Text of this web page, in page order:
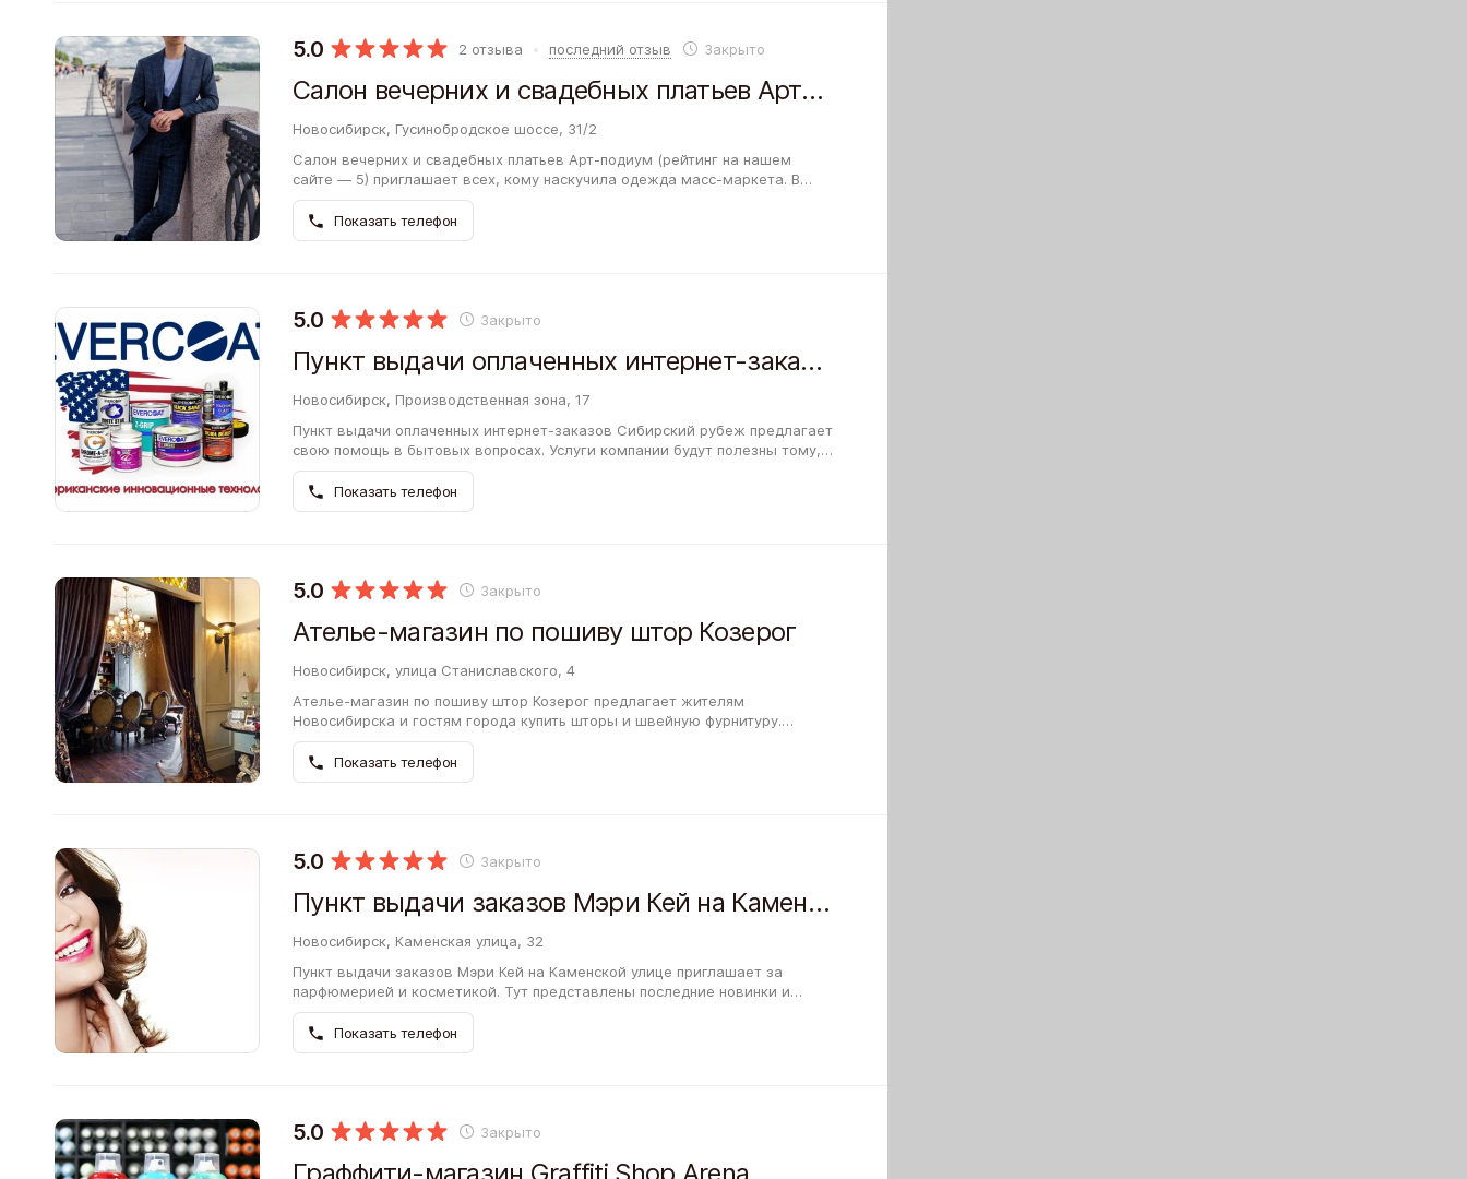
5.0 2 отзыва последний отзыв Закрыто
Салон вечерних и свадебных платьев Арт-подиум
Новосибирск, Гусинобродское шоссе, 31/2
Салон вечерних и свадебных платьев Арт-подиум (рейтинг на нашем
сайте — 5) приглашает всех, кому наскучила одежда масс-маркета. В
ателье у вас будет возможность заказать пошив пиджака или блузки…
Показать телефон
5.0 Закрыто
Пункт выдачи оплаченных интернет-заказов Сибирский рубеж
Новосибирск, Производственная зона, 17
Пункт выдачи оплаченных интернет-заказов Сибирский рубеж предлагает
свою помощь в бытовых вопросах. Услуги компании будут полезны тому,
кто большую часть времени занят своей работой и не имеет…
Показать телефон
5.0 Закрыто
Ателье-магазин по пошиву штор Козерог
Новосибирск, улица Станиславского, 4
Ателье-магазин по пошиву штор Козерог предлагает жителям
Новосибирска и гостям города купить шторы и швейную фурнитуру.
Местные продавцы систематически проверяют ассортимент и стремятся
сделать…Показать телефон
5.0 Закрыто
Пункт выдачи заказов Мэри Кей на Каменской улице
Новосибирск, Каменская улица, 32
Пункт выдачи заказов Мэри Кей на Каменской улице приглашает за
парфюмерией и косметикой. Тут представлены последние новинки и
классические образцы, завоевавшие популярность среди мастеров
бьюти-индустрии.…
Показать телефон
5.0 Закрыто